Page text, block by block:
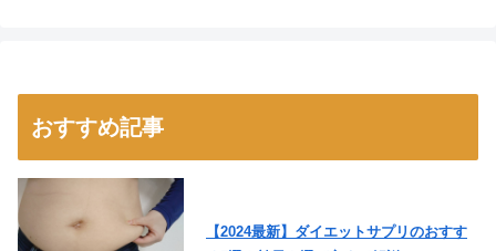
おすすめ記事
【2024最新】ダイエットサプリのおすす